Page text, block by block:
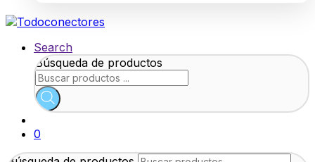
Search
Búsqueda de productos
0